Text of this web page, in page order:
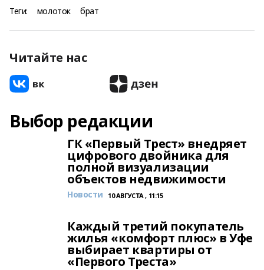
Теги: молоток брат
Читайте нас
Выбор редакции
ГК «Первый Трест» внедряет
цифрового двойника для
полной визуализации
объектов недвижимости
Новости 10 АВГУСТА , 11:15
Каждый третий покупатель
жилья «комфорт плюс» в Уфе
выбирает квартиры от
«Первого Треста»